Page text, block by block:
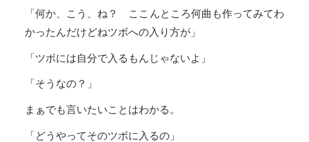
「何か、こう、ね？ ここんところ何曲も作ってみてわ
かったんだけどねツボへの入り方が」
「ツボには自分で入るもんじゃないよ」
「そうなの？」
まぁでも言いたいことはわかる。
「どうやってそのツボに入るの」